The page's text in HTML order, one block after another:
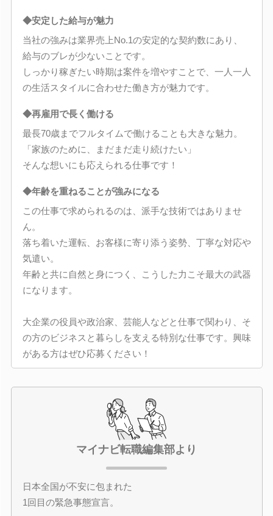
◆安定した給与が魅力
当社の強みは業界売上No.1の安定的な契約数にあり、
給与のブレが少ないことです。
しっかり稼ぎたい時期は案件を増やすことで、一人一人
の生活スタイルに合わせた働き方が魅力です。
◆再雇用で長く働ける
最長70歳までフルタイムで働けることも大きな魅力。
「家族のために、まだまだ走り続けたい」
そんな想いにも応えられる仕事です！
◆年齢を重ねることが強みになる
この仕事で求められるのは、派手な技術ではありませ
ん。
落ち着いた運転、お客様に寄り添う姿勢、丁寧な対応や
気遣い。
年齢と共に自然と身につく、こうした力こそ最大の武器
になります。
大企業の役員や政治家、芸能人などと仕事で関わり、そ
の方のビジネスと暮らしを支える特別な仕事です。興味
がある方はぜひ応募ください！
マイナビ転職編集部より
日本全国が不安に包まれた
1回目の緊急事態宣言。